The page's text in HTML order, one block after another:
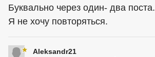
Буквально через один- два поста.
Я не хочу повторяться.
Aleksandr21